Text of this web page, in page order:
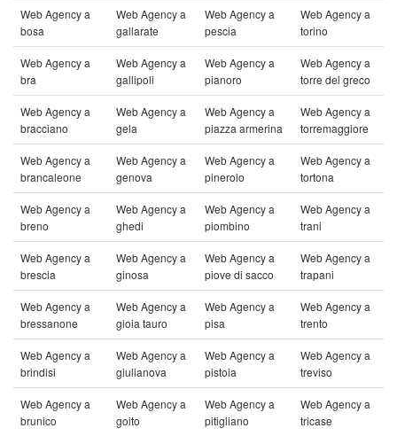
Web Agency a
bosa
Web Agency a
gallarate
Web Agency a
pescia
Web Agency a
torino
Web Agency a
bra
Web Agency a
gallipoli
Web Agency a
pianoro
Web Agency a
torre del greco
Web Agency a
bracciano
Web Agency a
gela
Web Agency a
piazza armerina
Web Agency a
torremaggiore
Web Agency a
brancaleone
Web Agency a
genova
Web Agency a
pinerolo
Web Agency a
tortona
Web Agency a
breno
Web Agency a
ghedi
Web Agency a
piombino
Web Agency a
trani
Web Agency a
brescia
Web Agency a
ginosa
Web Agency a
piove di sacco
Web Agency a
trapani
Web Agency a
bressanone
Web Agency a
gioia tauro
Web Agency a
pisa
Web Agency a
trento
Web Agency a
brindisi
Web Agency a
giulianova
Web Agency a
pistoia
Web Agency a
treviso
Web Agency a
brunico
Web Agency a
goito
Web Agency a
pitigliano
Web Agency a
tricase